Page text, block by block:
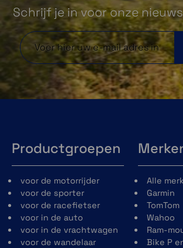
Detectie van dutjes
Schrijf je in voor onze
Productgroepen
voor de motorrijder
voor de sporter
voor de racefietser
voor in de auto
voor in de vrachtwagen
voor de wandelaar
Alle
Garmin
TomTom
Wahoo
Ram-
Bike P